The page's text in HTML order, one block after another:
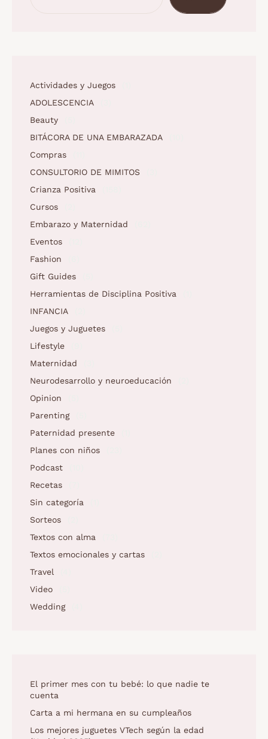
Actividades y Juegos
ADOLESCENCIA
Beauty
BITÁCORA DE UNA EMBARAZADA
Compras
CONSULTORIO DE MIMITOS
Crianza Positiva
Cursos
Embarazo y Maternidad
Eventos
Fashion
Gift Guides
Herramientas de Disciplina Positiva
INFANCIA
Juegos y Juguetes
Lifestyle
Maternidad
Neurodesarrollo y neuroeducación
Opinion
Parenting
Paternidad presente
Planes con niños
Podcast
Recetas
Sin categoría
Sorteos
Textos con alma
Textos emocionales y cartas
Travel
Video
Wedding
El primer mes con tu bebé: lo que nadie te
cuenta
Carta a mi hermana en su cumpleaños
Los mejores juguetes VTech según la edad